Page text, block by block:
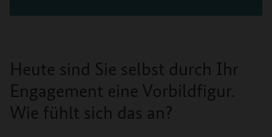
Heute sind Sie selbst durch Ihr
Engagement eine Vorbildfigur.
Wie fühlt sich das an?